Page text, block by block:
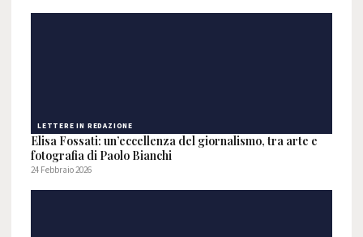
LETTERE IN REDAZIONE
Elisa Fossati: un’eccellenza del giornalismo, tra arte e
fotografia di Paolo Bianchi
24 Febbraio 2026